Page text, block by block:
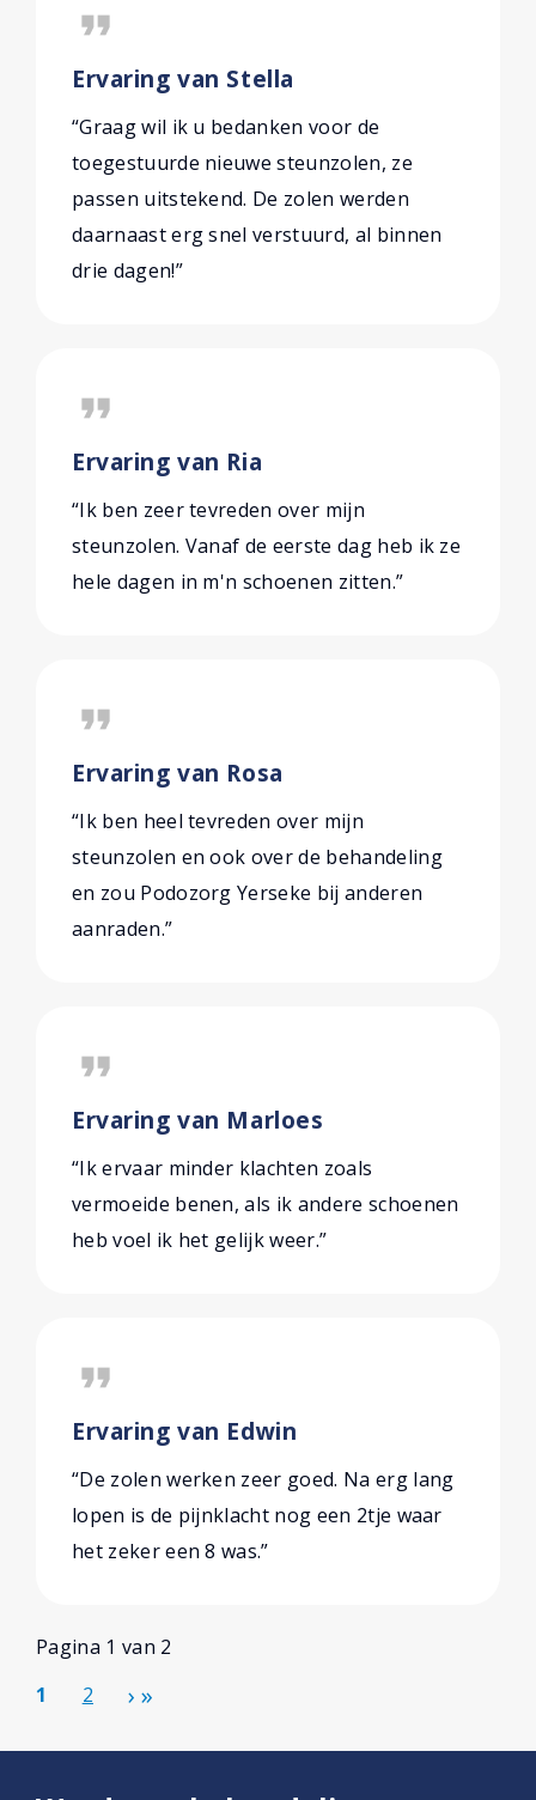
format_quote
Ervaring van Stella
“Graag wil ik u bedanken voor de
toegestuurde nieuwe steunzolen, ze
passen uitstekend. De zolen werden
daarnaast erg snel verstuurd, al binnen
drie dagen!”
format_quote
Ervaring van Ria
“Ik ben zeer tevreden over mijn
steunzolen. Vanaf de eerste dag heb ik ze
hele dagen in m'n schoenen zitten.”
format_quote
Ervaring van Rosa
“Ik ben heel tevreden over mijn
steunzolen en ook over de behandeling
en zou Podozorg Yerseke bij anderen
aanraden.”
format_quote
Ervaring van Marloes
“Ik ervaar minder klachten zoals
vermoeide benen, als ik andere schoenen
heb voel ik het gelijk weer.”
format_quote
Ervaring van Edwin
“De zolen werken zeer goed. Na erg lang
lopen is de pijnklacht nog een 2tje waar
het zeker een 8 was.”
Pagina 1 van 2
1
2